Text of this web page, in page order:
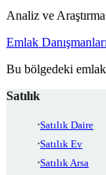
Analiz ve
Emlak
Bu bölgedeki emlak
Satılık
Satılık Daire
Satılık Ev
Satılık Arsa